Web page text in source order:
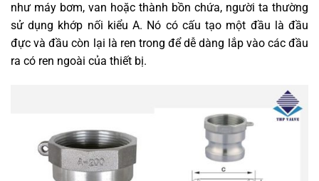
như máy bơm, van hoặc thành bồn chứa, người ta thường
sử dụng khớp nối kiểu A. Nó có cấu tạo một đầu là đầu
đực và đầu còn lại là ren trong để dễ dàng lắp vào các đầu
ra có ren ngoài của thiết bị.